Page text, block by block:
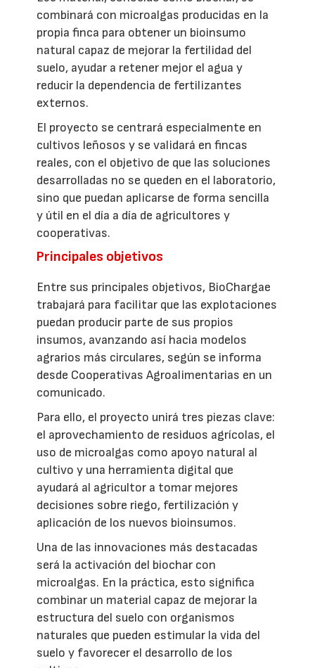
combinará con microalgas producidas en la
propia finca para obtener un bioinsumo
natural capaz de mejorar la fertilidad del
suelo, ayudar a retener mejor el agua y
reducir la dependencia de fertilizantes
externos.
El proyecto se centrará especialmente en
cultivos leñosos y se validará en fincas
reales, con el objetivo de que las soluciones
desarrolladas no se queden en el laboratorio,
sino que puedan aplicarse de forma sencilla
y útil en el día a día de agricultores y
cooperativas.
Principales objetivos
Entre sus principales objetivos, BioChargae
trabajará para facilitar que las explotaciones
puedan producir parte de sus propios
insumos, avanzando así hacia modelos
agrarios más circulares, según se informa
desde Cooperativas Agroalimentarias en un
comunicado.
Para ello, el proyecto unirá tres piezas clave:
el aprovechamiento de residuos agrícolas, el
uso de microalgas como apoyo natural al
cultivo y una herramienta digital que
ayudará al agricultor a tomar mejores
decisiones sobre riego, fertilización y
aplicación de los nuevos bioinsumos.
Una de las innovaciones más destacadas
será la activación del biochar con
microalgas. En la práctica, esto significa
combinar un material capaz de mejorar la
estructura del suelo con organismos
naturales que pueden estimular la vida del
suelo y favorecer el desarrollo de los